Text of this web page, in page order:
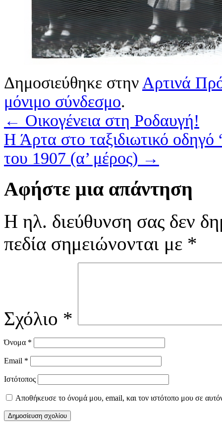
Δημοσιεύθηκε στην Αρτινά
μόνιμο σύνδεσμο.
← Οικογένεια στη Ροδαυγή!
Η Άρτα στο ταξιδιωτικό
του 1907 (α’ μέρος) →
Αφήστε μια απάντηση
Η ηλ. διεύθυνση σας δεν
πεδία σημειώνονται με *
Σχόλιο *
Όνομα *
Email *
Ιστότοπος
Αποθήκευσε το όνομά μου, email, και τον ιστότοπο μου σε